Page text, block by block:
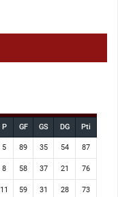
P GF GS DG Pti
5 89 35 54 87
8 58 37 21 76
11 59 31 28 73